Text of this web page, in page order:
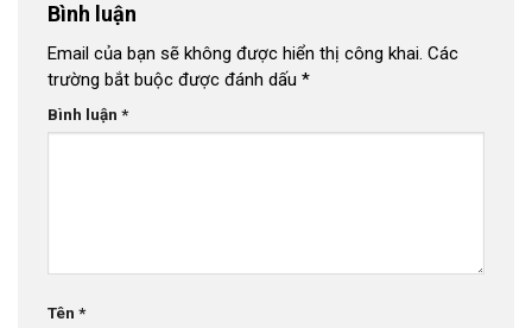
Bình luận
Email của bạn sẽ không được hiển thị công khai. Các
trường bắt buộc được đánh dấu *
Bình luận *
Tên *